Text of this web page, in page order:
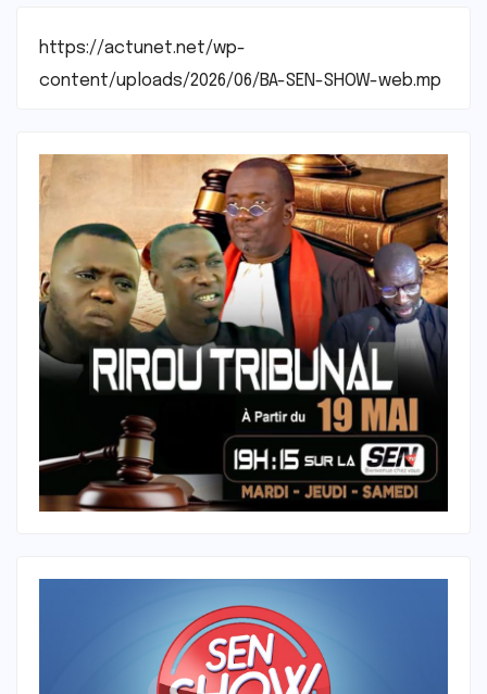
https://actunet.net/wp-
content/uploads/2026/06/BA-SEN-SHOW-web.mp